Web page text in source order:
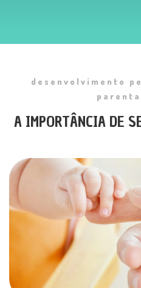
desenvolvimento
A IMPORTÂNCIA DE